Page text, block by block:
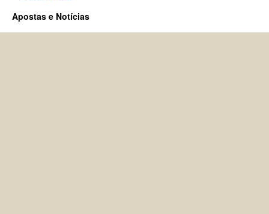
Apostas e Notícias